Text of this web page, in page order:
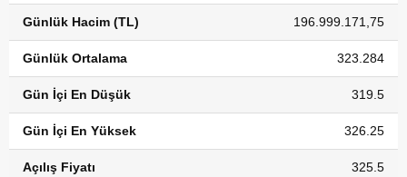
Günlük Hacim (TL) 196.999.171,75
Günlük Ortalama 323.284
Gün İçi En Düşük 319.5
Gün İçi En Yüksek 326.25
Açılış Fiyatı 325.5